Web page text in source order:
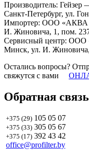
Производитель:
Санкт-Петербург, ул.
Импортер: ООО «АКВА
И. Жиновича, 1, пом.
Сервисный центр:
Минск, ул. И.
Остались вопросы?
свяжутся с вами
Обратная связь
+375 (29) 105 05 07
+375 (33) 305 05 67
+375 (17) 392 43 42
office@profilter.by